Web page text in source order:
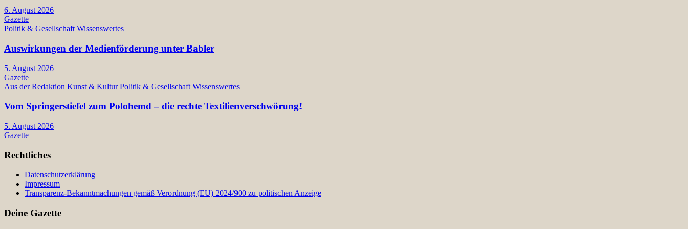
6. August 2026
Gazette
Politik & Gesellschaft Wissenswertes
Auswirkungen der Medienförderung unter Babler
5. August 2026
Gazette
Aus der Redaktion Kunst & Kultur Politik & Gesellschaft Wissenswertes
Vom Springerstiefel zum Polohemd – die rechte Textilienverschwörung!
5. August 2026
Gazette
Rechtliches
Datenschutzerklärung
Impressum
Transparenz-Bekanntmachungen gemäß Verordnung (EU) 2024/900 zu politischen Anzeige
Deine Gazette